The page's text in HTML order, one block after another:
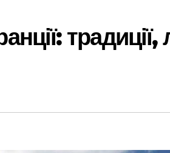
традиції,